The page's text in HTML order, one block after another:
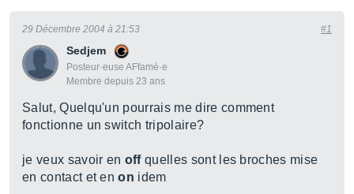
Sedjem
Posteur·euse AFfamé·e
Membre depuis 23 ans
29 Décembre 2004 à 21:53 #1
Salut, Quelqu'un pourrais me dire comment
fonctionne un switch tripolaire?
je veux savoir en offquelles sont les broches mise
en contact et enon idem